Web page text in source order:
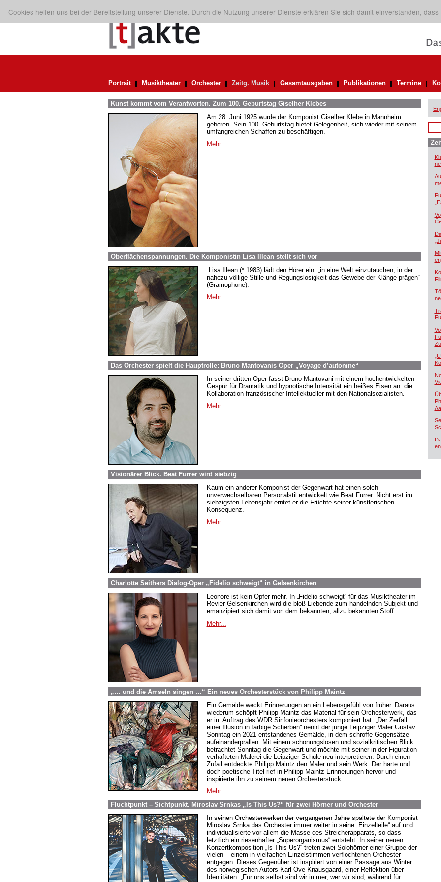
Cookies helfen uns bei der Bereitstellung unserer Dienste. Durch die Nutzung unserer Dienste erklären Sie sich damit einverstanden, dass
Portrait Musiktheater Orchester Zeitg. Musik Gesamtausgaben Publikationen Termine
Kunst kommt vom Verantworten. Zum 100. Geburtstag Giselher Klebes
Am 28. Juni 1925 wurde der Komponist Giselher Klebe in Mannheim
geboren. Sein 100. Geburtstag bietet Gelegenheit, sich wieder mit seinem
umfangreichen Schaffen zu beschäftigen.
Mehr...
Oberflächenspannungen. Die Komponistin Lisa Illean stellt sich vor
Lisa Illean (* 1983) lädt den Hörer ein, „in eine Welt einzutauchen, in der
nahezu völlige Stille und Regungslosigkeit das Gewebe der Klänge prägen“
(Gramophone).
Mehr...
Das Orchester spielt die Hauptrolle: Bruno Mantovanis Oper „Voyage d’automne“
In seiner dritten Oper fasst Bruno Mantovani mit einem hochentwickelten
Gespür für Dramatik und hypnotische Intensität ein heißes Eisen an: die
Kollaboration französischer Intellektueller mit den Nationalsozialisten.
Mehr...
Visionärer Blick. Beat Furrer wird siebzig
Kaum ein anderer Komponist der Gegenwart hat einen solch
unverwechselbaren Personalstil entwickelt wie Beat Furrer. Nicht erst im
siebzigsten Lebensjahr erntet er die Früchte seiner künstlerischen
Konsequenz.
Mehr...
Charlotte Seithers Dialog-Oper „Fidelio schweigt“ in Gelsenkirchen
Leonore ist kein Opfer mehr. In „Fidelio schweigt“ für das Musiktheater im
Revier Gelsenkirchen wird die bloß Liebende zum handelnden Subjekt und
emanzipiert sich damit von dem bekannten, allzu bekannten Stoff.
Mehr...
„… und die Amseln singen …“ Ein neues Orchesterstück von Philipp Maintz
Ein Gemälde weckt Erinnerungen an ein Lebensgefühl von früher. Daraus
wiederum schöpft Philipp Maintz das Material für sein Orchesterwerk, das
er im Auftrag des WDR Sinfonieorchesters komponiert hat. „Der Zerfall
einer Illusion in farbige Scherben“ nennt der junge Leipziger Maler Gustav
Sonntag ein 2021 entstandenes Gemälde, in dem schroffe Gegensätze
aufeinanderprallen. Mit einem schonungslosen und sozialkritischen Blick
betrachtet Sonntag die Gegenwart und möchte mit seiner in der Figuration
verhafteten Malerei die Leipziger Schule neu interpretieren. Durch einen
Zufall entdeckte Philipp Maintz den Maler und sein Werk. Der harte und
doch poetische Titel rief in Philipp Maintz Erinnerungen hervor und
inspirierte ihn zu seinem neuen Orchesterstück.
Mehr...
Fluchtpunkt – Sichtpunkt. Miroslav Srnkas „Is This Us?“ für zwei Hörner und Orchester
In seinen Orchesterwerken der vergangenen Jahre spaltete der Komponist
Miroslav Srnka das Orchester immer weiter in seine „Einzelteile“ auf und
individualisierte vor allem die Masse des Streicherapparats, so dass
letztlich ein riesenhafter „Superorganismus“ entsteht. In seiner neuen
Konzertkomposition „Is This Us?“ treten zwei Solohörner einer Gruppe der
vielen – einem in vielfachen Einzelstimmen verflochtenen Orchester –
entgegen. Dieses Gegenüber ist inspiriert von einer Passage aus Winter
des norwegischen Autors Karl-Ove Knausgaard, einer Reflektion über
Identitäten: „Für uns selbst sind wir immer, wer wir sind, während für